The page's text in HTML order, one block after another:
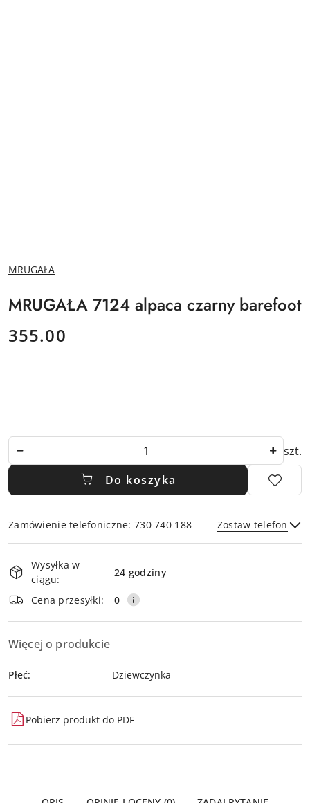
NAZWA
PRODUCENTA:
MRUGAŁA
MRUGAŁA 7124 alpaca czarny barefoot
cena:
355.00
szt.
Do koszyka
Zamówienie telefoniczne: 730 740 188 Zostaw telefon
i
dostawa
Wysyłka w
ciągu:
24 godziny
Cena przesyłki: 0
Więcej o produkcie
Płeć: Dziewczynka
Pobierz produkt do PDF